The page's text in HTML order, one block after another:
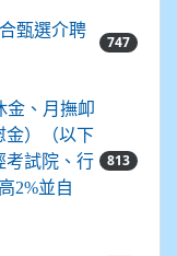
甄選介聘
747
金、月撫卹
金）（以下
考試院、行
2%並自
813